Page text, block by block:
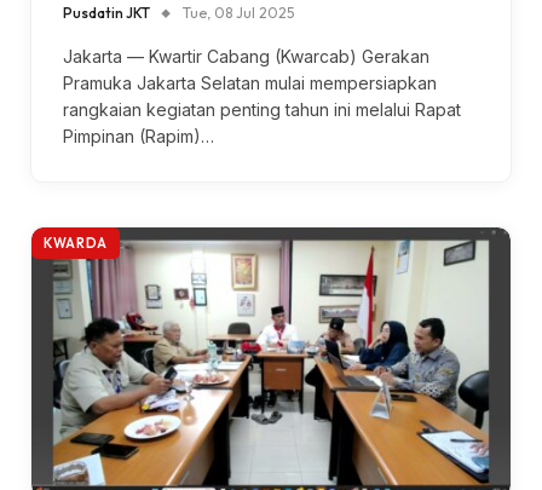
Pusdatin JKT Tue, 08 Jul 2025
Jakarta — Kwartir Cabang (Kwarcab) Gerakan
Pramuka Jakarta Selatan mulai mempersiapkan
rangkaian kegiatan penting tahun ini melalui Rapat
Pimpinan (Rapim)…
KWARDA